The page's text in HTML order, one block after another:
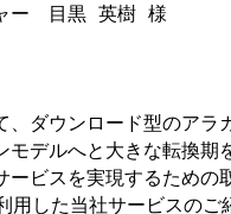
ダウンロード型のアラ
デルへと大きな転換期
ビスを実現するための
用した当社サービスのご